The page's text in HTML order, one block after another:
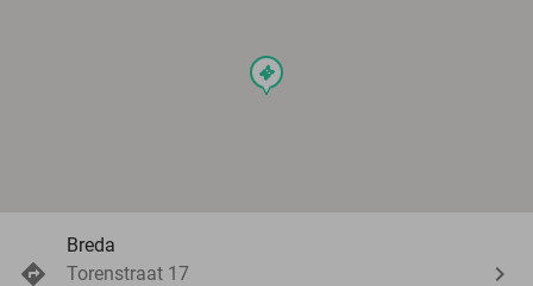
events
Breda
Torenstraat 17